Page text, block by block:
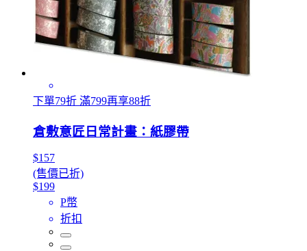
下單79折 滿799再享88折
倉敷意匠日常計畫：紙膠帶
$157
(售價已折)
$199
P幣
折扣